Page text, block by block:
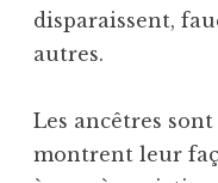
disparaissent,
autres.
Les ancêtres
montrent leur